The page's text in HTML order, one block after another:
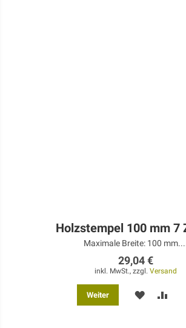
Holzstempel 100 mm 7
Maximale Breite: 100 mm....
29,04 €
inkl. MwSt., zzgl. Versand
Weiter MERKEN